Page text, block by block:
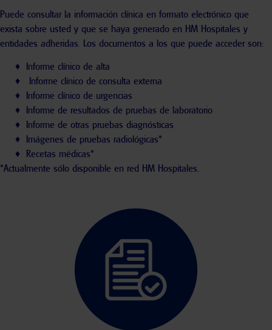
Puede consultar la información clínica en formato electrónico que
exista sobre usted y que se haya generado en HM Hospitales y
entidades adheridas. Los documentos a los que puede acceder son:
♦ Informe clínico de alta
♦ Informe clínico de consulta externa
♦ Informe clínico de urgencias
♦ Informe de resultados de pruebas de laboratorio
♦ Informe de otras pruebas diagnósticas
♦ Imágenes de pruebas radiológicas*
♦ Recetas médicas*
*Actualmente sólo disponible en red HM Hospitales.